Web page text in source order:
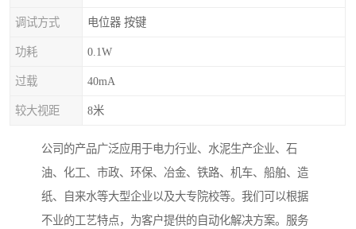
调试方式 电位器 按键
功耗 0.1W
过载 40mA
较大视距 8米
公司的产品广泛应用于电力行业、水泥生产企业、石
油、化工、市政、环保、冶金、铁路、机车、船舶、造
纸、自来水等大型企业以及大专院校等。我们可以根据
不业的工艺特点，为客户提供的自动化解决方案。服务